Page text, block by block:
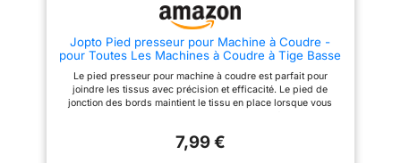
Jopto Pied presseur pour Machine à Coudre -
pour Toutes Les Machines à Coudre à Tige Basse
Kenmore, White, Juki, New Home, Simplicity, Elna
Le pied presseur pour machine à coudre est parfait pour
joindre les tissus avec précision et efficacité. Le pied de
jonction des bords maintient le tissu en place lorsque vous
le point droit standard. Placer la lame dans une couture
7,99 €